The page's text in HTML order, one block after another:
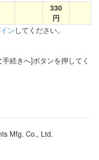
330
円
ン してください。
続きへ]ボタンを押してく
Mfg. Co., Ltd.